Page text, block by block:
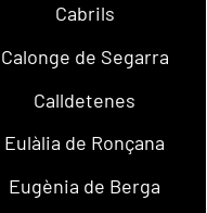
Cabrils
Calonge de Segarra
Calldetenes
Eulàlia de Ronçana
Eugènia de Berga